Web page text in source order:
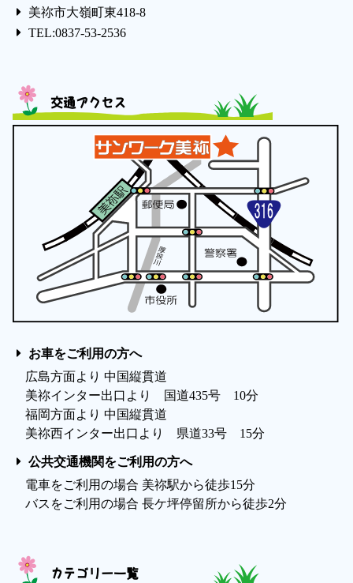
美祢市大嶺町東418-8
TEL:0837-53-2536
交通アクセス
お車をご利用の方へ
広島方面より 中国縦貫道
美祢インター出口より 国道435号 10分
福岡方面より 中国縦貫道
美祢西インター出口より 県道33号 15分
公共交通機関をご利用の方へ
電車をご利用の場合 美祢駅から徒歩15分
バスをご利用の場合 長ケ坪停留所から徒歩2分
カテゴリー一覧